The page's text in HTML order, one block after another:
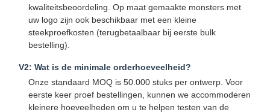
Papieren koffiebeker
Roomijsdocument Kop
Beschikbare DOCUMENT KOM
papiersoepbeker
kwaliteitsbeoordeling. Op maat gemaakte monsters met
uw logo zijn ook beschikbaar met een kleine
steekproefkosten (terugbetaalbaar bij eerste bulk
bestelling).
V2: Wat is de minimale orderhoeveelheid?
Onze standaard MOQ is 50.000 stuks per ontwerp. Voor
eerste keer proef bestellingen, kunnen we accommoderen
kleinere hoeveelheden om u te helpen testen van de